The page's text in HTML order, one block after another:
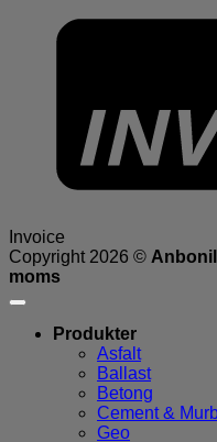
Invoice
Copyright 2026 ©
moms
Produkter
Asfalt
Ballast
Betong
Cement &
Geo